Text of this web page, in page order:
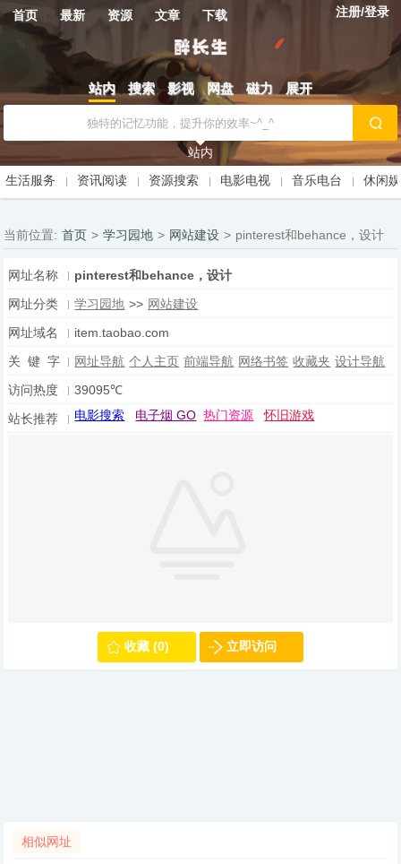
首页 最新 资源 文章 下载 注册/登录
站内 搜索 影视 网盘 磁力 展开
站内
生活服务
资讯阅读 资源搜索 电影电视 音乐电台 休闲
当前位置: 首页 > 学习园地 > 网站建设 > pinterest和behance，设计
网址名称
pinterest和behance，设计
网址分类
学习园地 >> 网站建设
网址域名
item.taobao.com
关 键 字
网址导航 个人主页 前端导航 网络书签 收藏夹 设计导航
访问热度
39095℃
站长推荐
电影搜索 电子烟 GO 热门资源 怀旧游戏
收藏 (0) 立即访问
相似网址